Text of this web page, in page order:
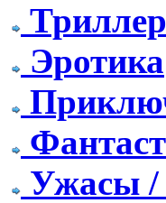
Триллер
Эротика
Ужасы /